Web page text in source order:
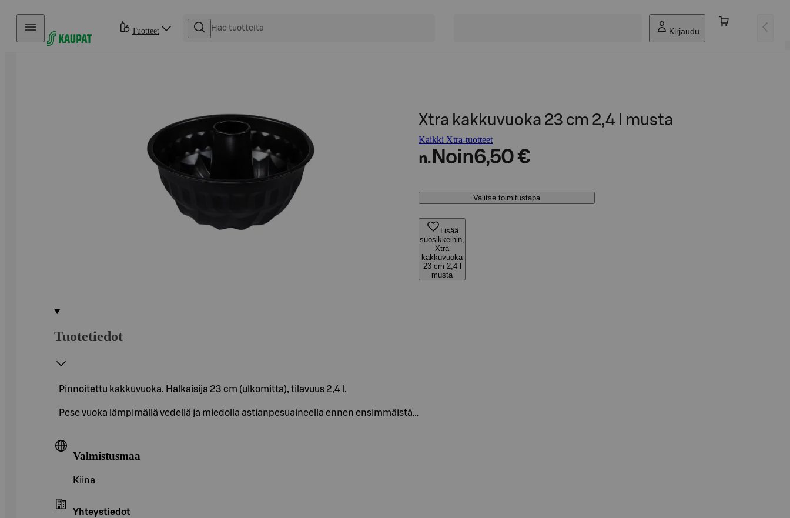
Hyppää sisältöön
Tuotteet Kirjaudu
Xtra kakkuvuoka 23 cm 2,4 l musta
Kaikki Xtra-tuotteet
n. Noin6,50 €
Valitse toimitustapa
Lisää
suosikkeihin,
Xtra
kakkuvuoka
23 cm 2,4 l
musta
Tuotetiedot
Pinnoitettu kakkuvuoka. Halkaisija 23 cm (ulkomitta), tilavuus 2,4 l.
Pese vuoka lämpimällä vedellä ja miedolla astianpesuaineella ennen ensimmäistä…
Valmistusmaa
Kiina
Yhteystiedot